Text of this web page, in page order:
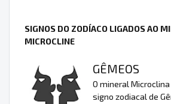
SIGNOS DO ZODÍACO LIGADOS AO
MICROCLINE
GÊMEOS
O mineral
signo zodiacal de